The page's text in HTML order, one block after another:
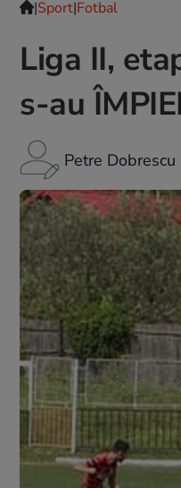
|Sport|Fotbal
Liga II,
s-au
Petre Dobrescu